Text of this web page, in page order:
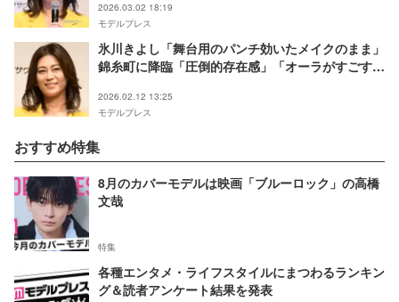
と」
2026.03.02 18:19
モデルプレス
氷川きよし「舞台用のパンチ効いたメイクのまま」
錦糸町に降臨「圧倒的存在感」「オーラがすごすぎ
2026.02.12 13:25
モデルプレス
おすすめ特集
8月のカバーモデルは映画「ブルーロック」の高橋
文哉
特集
各種エンタメ・ライフスタイルにまつわるランキン
グ＆読者アンケート結果を発表